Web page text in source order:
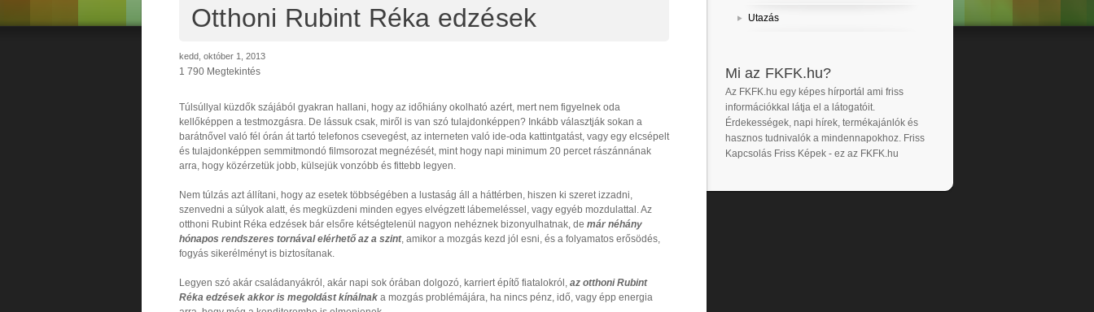
Otthoni Rubint Réka edzések
kedd, október 1, 2013
1 790 Megtekintés
Túlsúllyal küzdők szájából gyakran hallani, hogy az időhiány okolható azért, mert nem figyelnek oda
kellőképpen a testmozgásra. De lássuk csak, miről is van szó tulajdonképpen? Inkább választják sokan a
barátnővel való fél órán át tartó telefonos csevegést, az interneten való ide-oda kattintgatást, vagy egy elcsépelt
és tulajdonképpen semmitmondó filmsorozat megnézését, mint hogy napi minimum 20 percet rászánnának
arra, hogy közérzetük jobb, külsejük vonzóbb és fittebb legyen.
Nem túlzás azt állítani, hogy az esetek többségében a lustaság áll a háttérben, hiszen ki szeret izzadni,
szenvedni a súlyok alatt, és megküzdeni minden egyes elvégzett lábemeléssel, vagy egyéb mozdulattal. Az
otthoni Rubint Réka edzések bár elsőre kétségtelenül nagyon nehéznek bizonyulhatnak, de már néhány
hónapos rendszeres tornával elérhető az a szint, amikor a mozgás kezd jól esni, és a folyamatos erősödés,
fogyás sikerélményt is biztosítanak.
Legyen szó akár családanyákról, akár napi sok órában dolgozó, karriert építő fiatalokról, az otthoni Rubint
Réka edzések akkor is megoldást kínálnak a mozgás problémájára, ha nincs pénz, idő, vagy épp energia
Utazás
Mi az FKFK.hu?
Az FKFK.hu egy képes hírportál ami friss
információkkal látja el a látogatóit.
Érdekességek, napi hírek, termékajánlók és
hasznos tudnivalók a mindennapokhoz. Friss
Kapcsolás Friss Képek - ez az FKFK.hu